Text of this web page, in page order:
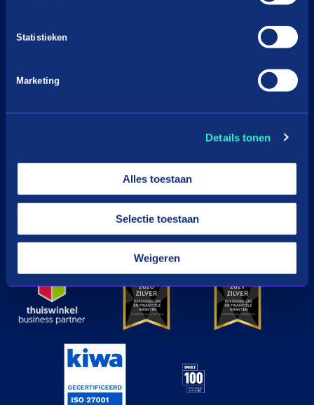
Statistieken
Marketing
Details tonen
Alles toestaan
Selectie toestaan
Weigeren
Google Play Apple
© in3 - 2026 All rights reserverd